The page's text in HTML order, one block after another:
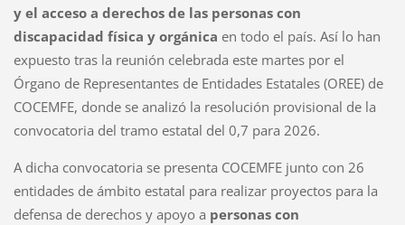
y el acceso a derechos de las personas con
discapacidad física y orgánica en todo el país. Así lo han
expuesto tras la reunión celebrada este martes por el
Órgano de Representantes de Entidades Estatales (OREE) de
COCEMFE, donde se analizó la resolución provisional de la
convocatoria del tramo estatal del 0,7 para 2026.
A dicha convocatoria se presenta COCEMFE junto con 26
entidades de ámbito estatal para realizar proyectos para la
defensa de derechos y apoyo a personas con